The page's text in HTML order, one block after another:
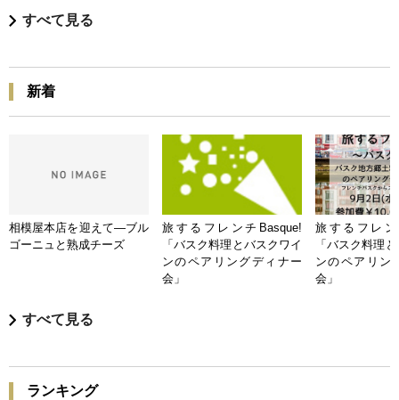
すべて見る
新着
相模屋本店を迎えて―ブル
ゴーニュと熟成チーズ
旅するフレンチBasque!
「バスク料理とバスクワイ
ンのペアリングディナー
会」
旅するフレン
「バスク料理
ンのペアリン
会」
すべて見る
ランキング